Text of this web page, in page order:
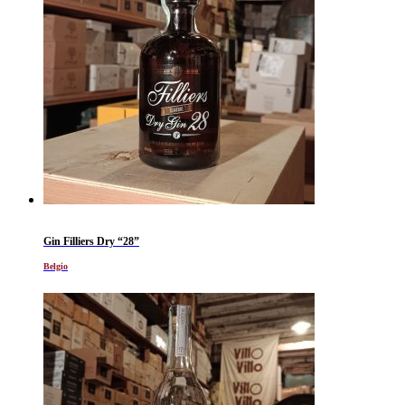
Gin Filliers Dry “28”
Belgio